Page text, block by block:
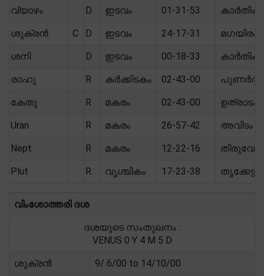
വ്യാഴം D ഇടവം 01-31-53 കാർതിക
ശുക്രൻ C D ഇടവം 24-17-31 മഗയിരം
ശനി D ഇടവം 00-18-33 കാർതിക
രാഹു R കർക്കിടകം 02-43-00 പുണർതം
കേതു R മകരം 02-43-00 ഉത്രാടം
Uran R മകരം 26-57-42 അവിടം
Nept R മകരം 12-22-16
Plut R വൃശ്ചികം 17-23-38 തൃക്കേട്ട
വിംശോത്തരി ദശ
ദശയുടെ സംതുലനം :
VENUS 0 Y 4 M 5 D
ശുക്രൻ 9/ 6/00 to 14/10/00